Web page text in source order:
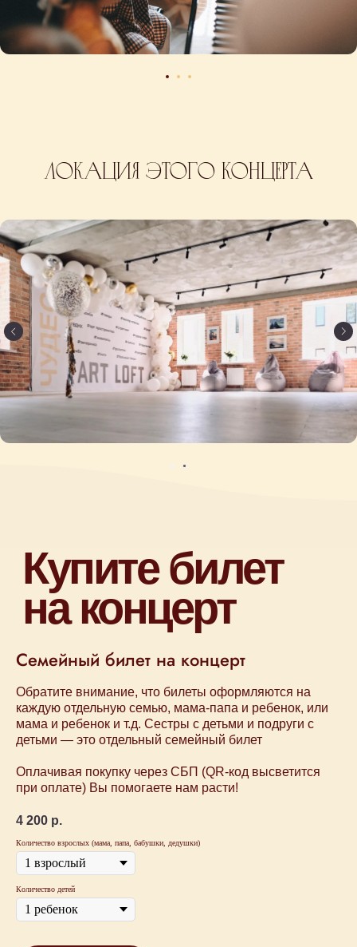
Локация этого концерта
Семейный билет на концерт
Обратите внимание, что билеты оформляются на
каждую отдельную семью, мама-папа и ребенок, или
мама и ребенок и т.д. Сестры с детьми и подруги с
детьми — это отдельный семейный билет
Оплачивая покупку через СБП (QR-код высветится
при оплате) Вы помогаете нам расти!
4 200 р.
Количество взрослых (мама, папа, бабушки, дедушки)
Количество детей
Камерные концерты классической
музыки для детей 0+ в Москве
Концерт на заказ
Магазин
Сертификаты
+7 915 148-22-01
Москва
© Юный Эстет 2026. Все права
Правила возврата и переноса билетов
Политика конфиденциальности
Публичная оферта